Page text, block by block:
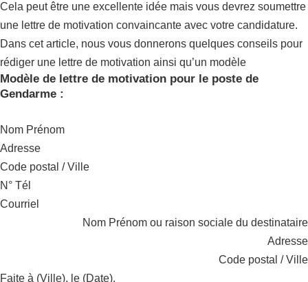
Cela peut être une excellente idée mais vous devrez soumettre
une lettre de motivation convaincante avec votre candidature.
Dans cet article, nous vous donnerons quelques conseils pour
rédiger une lettre de motivation ainsi qu’un modèle
Modèle de lettre de motivation pour le poste de
Gendarme :
Nom Prénom
Adresse
Code postal / Ville
N° Tél
Courriel
Nom Prénom ou raison sociale du destinataire
Adresse
Code postal / Ville
Faite à (Ville), le (Date).